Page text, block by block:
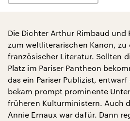
Die Dichter Arthur Rimbaud und
zum weltliterarischen Kanon, zu
französischer Literatur. Sollten
Platz im Pariser Pantheon
das ein Pariser Publizist,
bekam prompt prominente
früheren Kulturministern. Auch
Annie Ernaux war dafür. Dann